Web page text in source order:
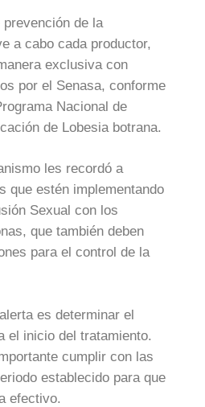
de la
a cabo cada productor,
exclusiva con
por el Senasa, conforme
Nacional de
de Lobesia botrana.
les recordó a
que estén implementando
Sexual con los
que también deben
para el control de la
es determinar el
el inicio del tratamiento.
cumplir con las
establecido para que
efectivo.